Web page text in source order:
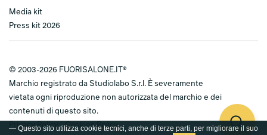
— Questo sito utilizza cookie tecnici, anche di terze parti, per migliorare il suo
Media kit
Press kit 2026
© 2003-2026 FUORISALONE.IT®
Marchio registrato da Studiolabo S.r.l. È severamente
vietata ogni riproduzione non autorizzata del marchio e dei
contenuti di questo sito.
Privacy Policy-Cookies Policy